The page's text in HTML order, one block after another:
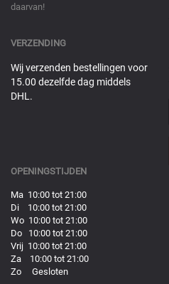
daarvan!
VERZENDING
Wij verzenden bestellingen voor
15.00 dezelfde dag middels
DHL.
OPENINGSTIJDEN
Ma 10:00 tot 21:00
Di 10:00 tot 21:00
Wo 10:00 tot 21:00
Do 10:00 tot 21:00
Vrij 10:00 tot 21:00
Za 10:00 tot 21:00
Zo Gesloten